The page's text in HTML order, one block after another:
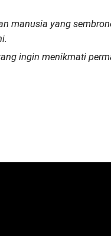
manusia yang
ingin menikmati